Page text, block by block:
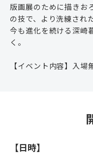
版画展のために描きお
の技で、より洗練され
今も進化を続ける深崎
く。
【イベント内容】入
【日時】